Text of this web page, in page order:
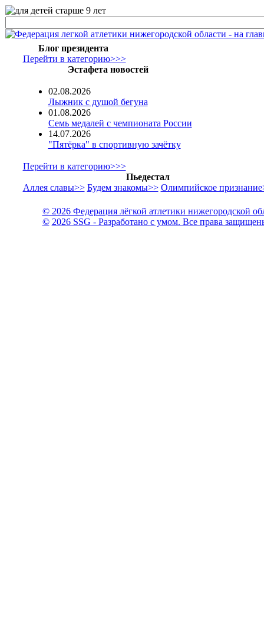
Блог президента
Перейти в категорию>>>
Эстафета новостей
02.08.2026
Лыжник с душой бегуна
01.08.2026
Семь медалей с чемпионата России
14.07.2026
"Пятёрка" в спортивную зачётку
Перейти в категорию>>>
Пьедестал
Аллея славы>> Будем знакомы>> Олимпийское
© 2026 Федерация лёгкой атлетики нижегородской
© 2026 SSG - Разработано с умом. Все права